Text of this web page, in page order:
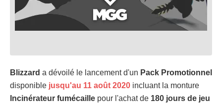
Blizzard a dévoilé le lancement d'un Pack Promotionnel
disponible jusqu'au 11 août 2020 incluant la monture
Incinérateur fumécaille pour l'achat de 180 jours de jeu